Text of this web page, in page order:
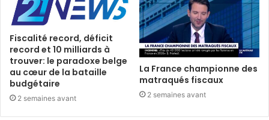
Fiscalité record, déficit
record et 10 milliards à
trouver: le paradoxe belge
au cœur de la bataille
budgétaire
2 semaines avant
La France championne des
matraqués fiscaux
2 semaines avant